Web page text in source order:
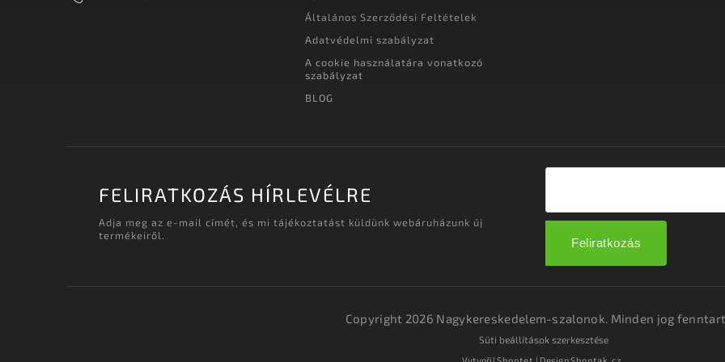
Általános Szerződési Feltételek
Adatvédelmi szabályzat
A cookie használatára vonatkozó
szabályzat
BLOG
FELIRATKOZÁS HÍRLEVÉLRE
Adja meg az e-mail címét, és mi tájékoztatást küldünk webáruházunk új
termékeiről.
Feliratkozás
Copyright 2026 Nagykereskedelem-szalonok. Minden jog
Süti beállítások szerkesztése